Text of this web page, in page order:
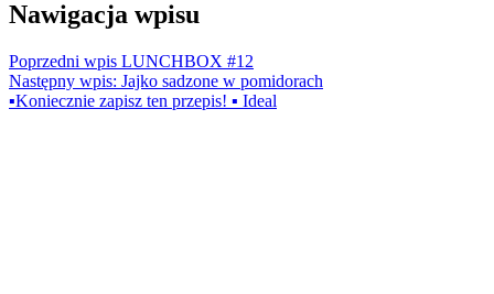
Nawigacja wpisu
Poprzedni wpis LUNCHBOX #12
Następny wpis: Jajko sadzone w pomidorach
▪️Koniecznie zapisz ten przepis! ▪️ Ideal